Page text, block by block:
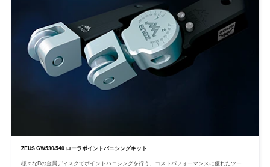
ZEUS GW530/540 ローラポイントバニシングキット
様々なRの金属ディスクでポイントバニシングを行う、コストパフォーマンスに優れたツー